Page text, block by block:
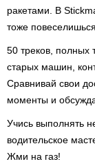
ракетами. В
тоже повеселишься.
50 треков, полных
старых машин,
Сравнивай свои
моменты и
Учись выполнять
водительское
Жми на газ!